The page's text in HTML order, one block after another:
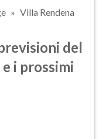
Villa Rendena
del
i prossimi